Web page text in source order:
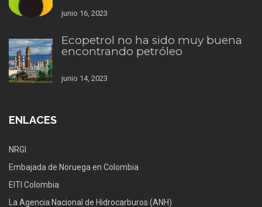
junio 16, 2023
Ecopetrol no ha sido muy buena
encontrando petróleo
junio 14, 2023
ENLACES
NRGI
Embajada de Noruega en Colombia
EITI Colombia
La Agencia Nacional de Hidrocarburos (ANH)